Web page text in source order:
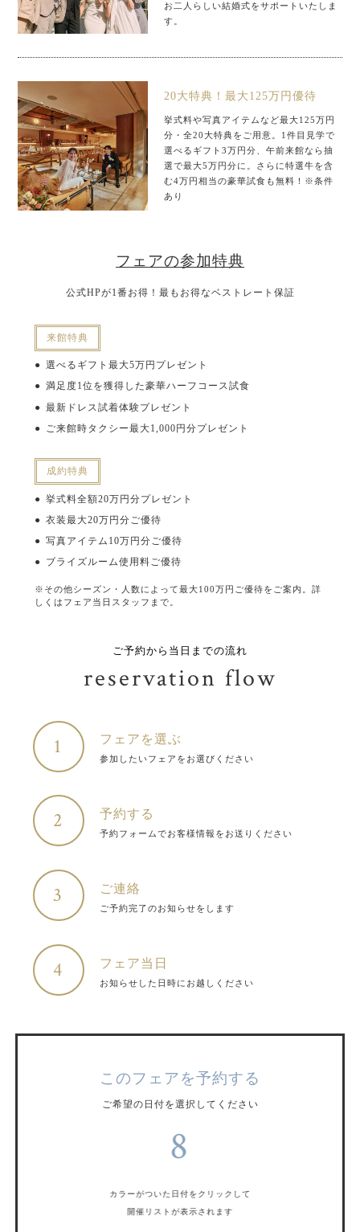
お二人らしい結婚式をサポートいたしま
す。
20大特典！最大125万円優待
挙式料や写真アイテムなど最大125万円
分・全20大特典をご用意。1件目見学で
選べるギフト3万円分、午前来館なら抽
選で最大5万円分に。さらに特選牛を含
む4万円相当の豪華試食も無料！※条件
あり
フェアの参加特典
公式HPが1番お得！最もお得なベストレート保証
来館特典
選べるギフト最大5万円プレゼント
満足度1位を獲得した豪華ハーフコース試食
最新ドレス試着体験プレゼント
ご来館時タクシー最大1,000円分プレゼント
成約特典
挙式料全額20万円分プレゼント
衣装最大20万円分ご優待
写真アイテム10万円分ご優待
ブライズルーム使用料ご優待
※その他シーズン・人数によって最大100万円ご優待をご案内。詳
しくはフェア当日スタッフまで。
ご予約から当日までの流れ
reservation flow
1 フェアを選ぶ
参加したいフェアをお選びください
2 予約する
予約フォームでお客様情報をお送りください
3 ご連絡
ご予約完了のお知らせをします
4 フェア当日
お知らせした日時にお越しください
このフェアを予約する
ご希望の日付を選択してください
8
カラーがついた日付をクリックして
開催リストが表示されます